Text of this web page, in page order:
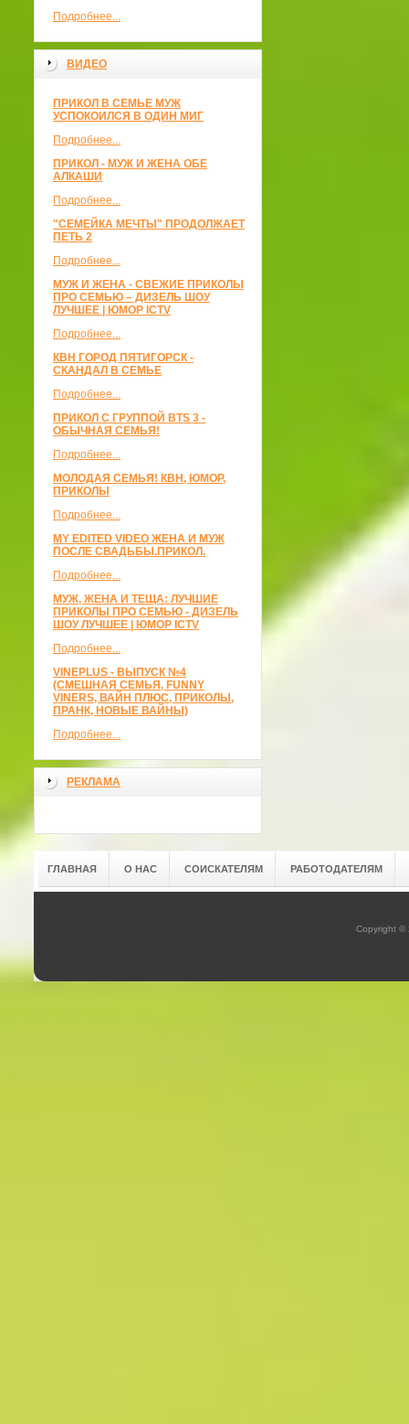
Подробнее...
ВИДЕО
ПРИКОЛ В СЕМЬЕ МУЖ
УСПОКОИЛСЯ В ОДИН МИГ
Подробнее...
ПРИКОЛ - МУЖ И ЖЕНА ОБЕ
АЛКАШИ
Подробнее...
"СЕМЕЙКА МЕЧТЫ" ПРОДОЛЖАЕТ
ПЕТЬ 2
Подробнее...
МУЖ И ЖЕНА - СВЕЖИЕ ПРИКОЛЫ
ПРО СЕМЬЮ – ДИЗЕЛЬ ШОУ
ЛУЧШЕЕ | ЮМОР ICTV
Подробнее...
КВН ГОРОД ПЯТИГОРСК -
СКАНДАЛ В СЕМЬЕ
Подробнее...
ПРИКОЛ С ГРУППОЙ BTS 3 -
ОБЫЧНАЯ СЕМЬЯ!
Подробнее...
МОЛОДАЯ СЕМЬЯ! КВН, ЮМОР,
ПРИКОЛЫ
Подробнее...
MY EDITED VIDEO ЖЕНА И МУЖ
ПОСЛЕ СВАДЬБЫ.ПРИКОЛ.
Подробнее...
МУЖ, ЖЕНА И ТЕЩА: ЛУЧШИЕ
ПРИКОЛЫ ПРО СЕМЬЮ - ДИЗЕЛЬ
ШОУ ЛУЧШЕЕ | ЮМОР ICTV
Подробнее...
VINEPLUS - ВЫПУСК №4
(СМЕШНАЯ СЕМЬЯ, FUNNY
VINERS, ВАЙН ПЛЮС, ПРИКОЛЫ,
ПРАНК, НОВЫЕ ВАЙНЫ)
Подробнее...
РЕКЛАМА
ГЛАВНАЯ О НАС СОИСКАТЕЛЯМ РАБОТОДАТЕЛЯМ
Copyright ©